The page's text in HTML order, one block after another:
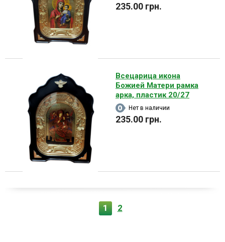
235.00 грн.
Всецарица икона
Божией Матери рамка
арка, пластик 20/27
Нет в наличии
235.00 грн.
1 2